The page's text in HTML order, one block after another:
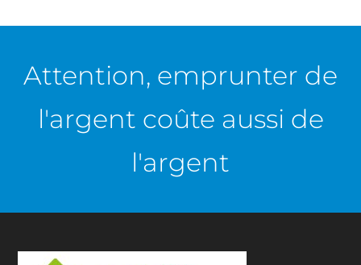
Attention, emprunter de
l'argent coûte aussi de
l'argent